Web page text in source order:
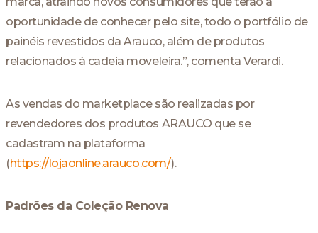
oportunidade de conhecer pelo site, todo o portfólio de
painéis revestidos da Arauco, além de produtos
relacionados à cadeia moveleira.”, comenta Verardi.
As vendas do marketplace são realizadas por
revendedores dos produtos ARAUCO que se
cadastram na plataforma
(https://lojaonline.arauco.com/).
Padrões da Coleção Renova